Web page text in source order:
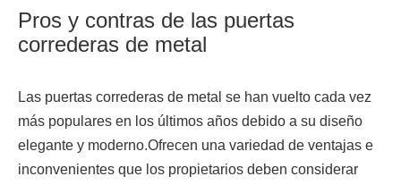
Pros y contras de las puertas
correderas de metal
Las puertas correderas de metal se han vuelto cada vez
más populares en los últimos años debido a su diseño
elegante y moderno.Ofrecen una variedad de ventajas e
inconvenientes que los propietarios deben considerar